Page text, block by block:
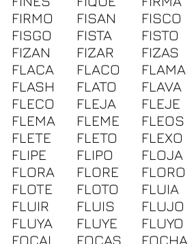
FIRMO
FISAN FISCO
FISGO
FISTA FISTO
FIZAN
FIZAR FIZAS
FLACA
FLACO FLAMA
FLASH
FLATO FLAVA
FLECO
FLEJA FLEJE
FLEMA
FLEME FLEOS
FLETE
FLETO FLEXO
FLIPE
FLIPO FLOJA
FLORA
FLORE FLORO
FLOTE
FLOTO FLUIA
FLUIR
FLUIS FLUJO
FLUYA
FLUYE FLUYO
FOCAL
FOCAS FOCHA